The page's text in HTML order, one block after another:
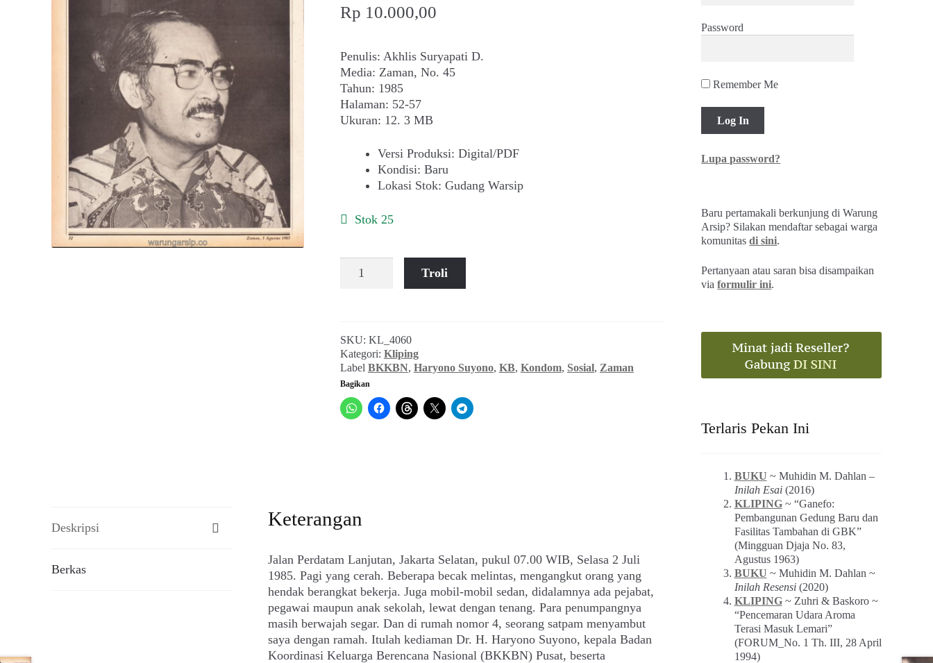
Rp 10.000,00
Penulis: Akhlis Suryapati D.
Media: Zaman, No. 45
Tahun: 1985
Halaman: 52-57
Ukuran: 12. 3 MB
Versi Produksi: Digital/PDF
Kondisi: Baru
Lokasi Stok: Gudang Warsip
Stok 25
Akhlis
Haryono
Suyono:
Tentang
Bagaimana
Menjual
Troli
SKU: KL_4060
Kategori: Kliping
Label BKKBN, Haryono Suyono, KB, Kondom, Sosial, Zaman
Bagikan
Deskripsi
Berkas
Keterangan
Jalan Perdatam Lanjutan, Jakarta Selatan, pukul 07.00 WIB, Selasa 2 Juli
1985. Pagi yang cerah. Beberapa becak melintas, mengangkut orang yang
hendak berangkat bekerja. Juga mobil-mobil sedan, didalamnya ada pejabat,
pegawai maupun anak sekolah, lewat dengan tenang. Para penumpangnya
masih berwajah segar. Dan di rumah nomor 4, seorang satpam menyambut
saya dengan ramah. Itulah kediaman Dr. H. Haryono Suyono, kepala Badan
Koordinasi Keluarga Berencana Nasional (BKKBN) Pusat, beserta
Password
Remember Me
Lupa password?
Baru pertamakali berkunjung di Warung
Arsip? Silakan mendaftar sebagai warga
komunitasdi sini.
Pertanyaan atau saran bisa disampaikan
viaformulir ini.
Terlaris Pekan Ini
BUKU ~ Muhidin M. Dahlan –
Inilah Esai(2016)
KLIPING~ “Ganefo:
Pembangunan Gedung Baru dan
Fasilitas Tambahan di GBK”
(Mingguan Djaja No. 83,
Agustus 1963)
BUKU ~ Muhidin M. Dahlan ~
Inilah Resensi(2020)
KLIPING~ Zuhri & Baskoro ~
“Pencemaran Udara Aroma
Terasi Masuk Lemari”
(FORUM_No. 1 Th. III, 28 April
1994)